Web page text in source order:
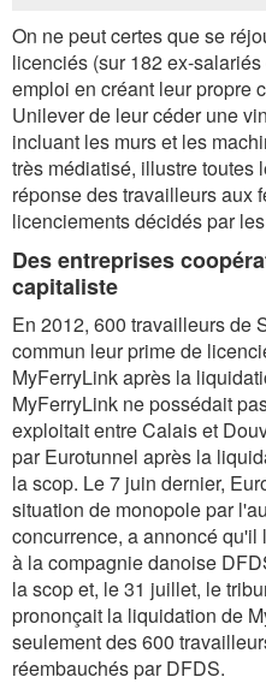
On ne peut certes que se
licenciés (sur 182 ex-
emploi en créant leur propre
Unilever de leur céder une
incluant les murs et les
très médiatisé, illustre toutes
réponse des travailleurs aux
licenciements décidés par
Des entreprises
capitaliste
En 2012, 600 travailleurs de
commun leur prime de
MyFerryLink après la
MyFerryLink ne possédait
exploitait entre Calais et
par Eurotunnel après la
la scop. Le 7 juin dernier,
situation de monopole par
concurrence, a annoncé
à la compagnie danoise
la scop et, le 31 juillet, le
prononçait la liquidation de
seulement des 600
réembauchés par DFDS.